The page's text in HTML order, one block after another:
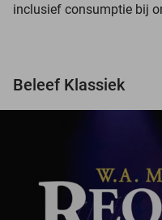
inclusief consumptie bij
Beleef Klassiek